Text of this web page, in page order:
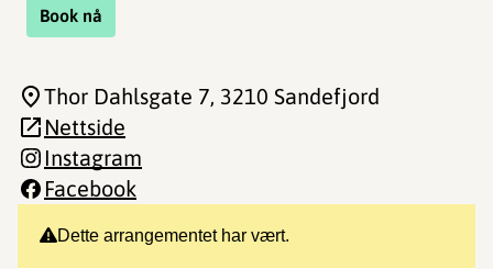
Book nå
Dette arrangementet har vært.
Thor Dahlsgate 7, 3210 Sandefjord
Nettside
Instagram
Facebook